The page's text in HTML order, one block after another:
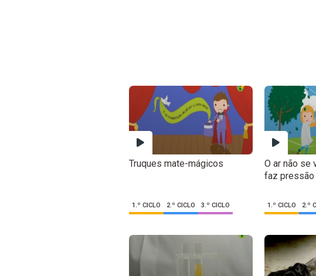
Truques mate-mágicos
1.º CICLO 2.º CICLO 3.º CICLO
O ar não se
faz pressão
1.º CICLO 2.º